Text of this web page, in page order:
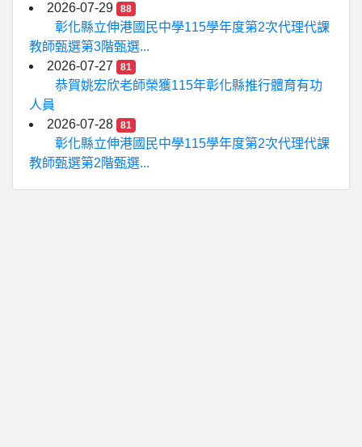
2026-07-29
88
彰化縣立伸港國民中學115學年度第2次代理代課
教師甄選第3階甄選...
2026-07-27
81
恭賀姚宏欣老師榮獲115年彰化縣推行體育有功
人員
2026-07-28
81
彰化縣立伸港國民中學115學年度第2次代理代課
教師甄選第2階甄選...